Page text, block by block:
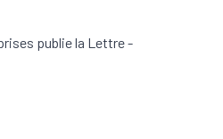
publie la Lettre -